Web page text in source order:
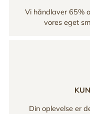
Vi håndlaver 65%
vores eget
Din oplevelse er